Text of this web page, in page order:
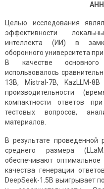
Целью исследования
эффективности
интеллекта (ИИ) в
оборонного университета
В качестве основного
использовалось
13B, Mistral-7B, KazLLM-
производительности
компактности ответов
тестовых вопросов,
материалов.
В результате проведенной
среднего размера
обеспечивают
качества генерации
DeepSeek-1.5B выигрывает